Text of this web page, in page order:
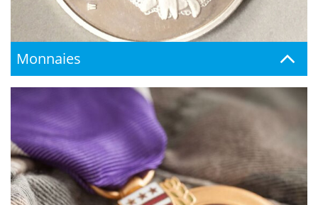
Monnaies